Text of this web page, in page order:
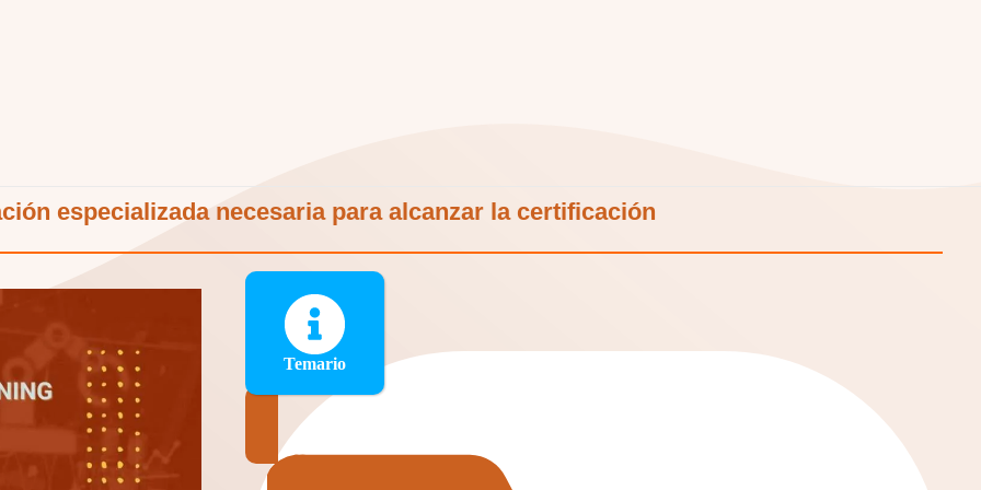
especializada necesaria para alcanzar la certificación
Temario